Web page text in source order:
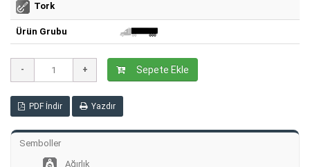
Tork
Ürün Grubu
Sepete Ekle
PDF İndir Yazdır
Semboller
Ağırlık